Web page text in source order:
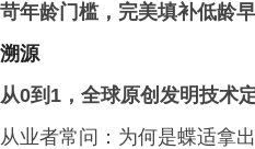
苛年龄门槛，完美填补低龄
溯源
从0到1，全球原创发明技术
从业者常问：为何是蝶适拿